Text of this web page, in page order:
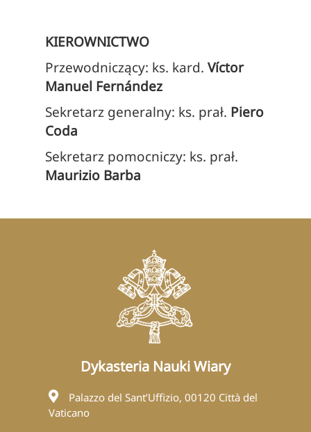
KIEROWNICTWO
Przewodniczący: ks. kard. Víctor
Manuel Fernández
Sekretarz generalny: ks. prał. Piero
Coda
Sekretarz pomocniczy: ks. prał.
Maurizio Barba
Dykasteria Nauki Wiary
Palazzo del Sant’Uffizio, 00120 Città del
Vaticano